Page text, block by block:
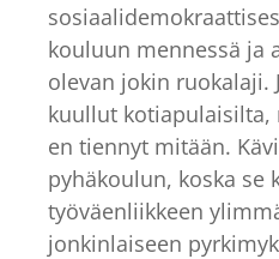
kouluun mennessä ja
olevan jokin ruokalaji.
kuullut kotiapulaisilta,
en tiennyt mitään.
pyhäkoulun, koska se
työväenliikkeen
jonkinlaiseen